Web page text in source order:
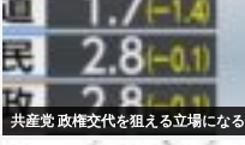
共産党 政権交代を狙える立場になる